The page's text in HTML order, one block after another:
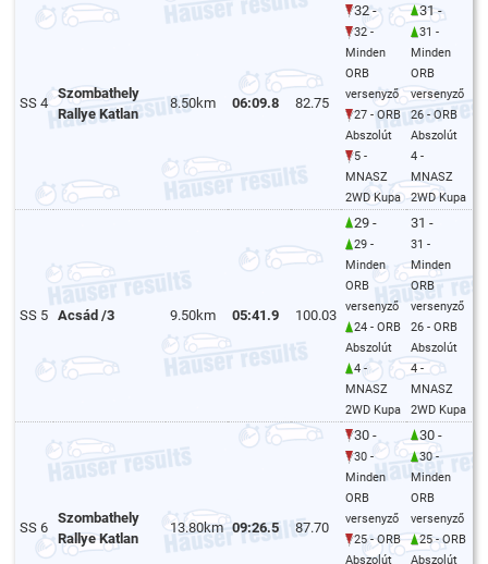
SS 4
Szombathely
Rallye Katlan
8.50km 06:09.8 82.75
32 -
32 -
Minden
ORB
versenyző
27 - ORB
Abszolút
5 -
MNASZ
2WD Kupa
31 -
31 -
Minden
ORB
versenyző
26 - ORB
Abszolút
4 -
MNASZ
2WD Kupa
SS 5 Acsád /3 9.50km 05:41.9 100.03
29 -
29 -
Minden
ORB
versenyző
24 - ORB
Abszolút
4 -
MNASZ
2WD Kupa
31 -
31 -
Minden
ORB
versenyző
26 - ORB
Abszolút
4 -
MNASZ
2WD Kupa
SS 6
Szombathely
Rallye Katlan
13.80km 09:26.5 87.70
30 -
30 -
Minden
ORB
versenyző
25 - ORB
Abszolút
30 -
30 -
Minden
ORB
versenyző
25 - ORB
Abszolút